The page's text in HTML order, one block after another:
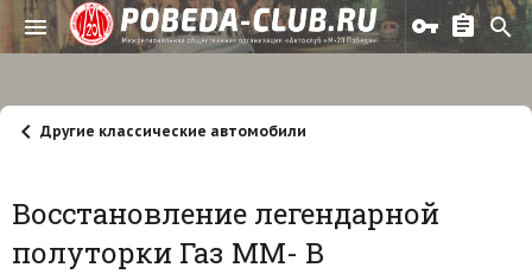
Другие классические автомобили
Восстановление легендарной
полуторки Газ ММ- В